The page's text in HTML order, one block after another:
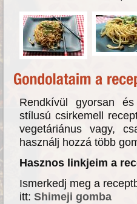
Rendkívül gyorsan
stílusú csirkemell
vegetáriánus vagy,
használj hozzá több
Hasznos linkjeim a
Ismerkedj meg a
itt: Shimeji gomba